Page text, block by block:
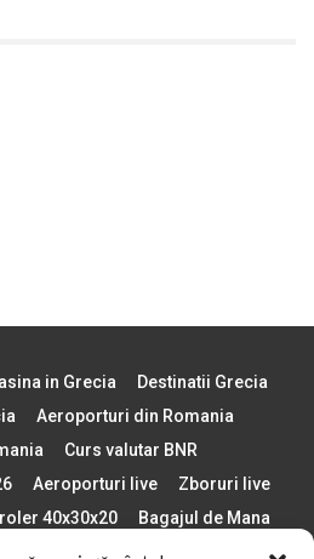
in Grecia
Destinatii Grecia
Aeroporturi din Romania
Curs valutar BNR
Aeroporturi live
Zboruri live
40x30x20
Bagajul de Mana
Cele mai bune telefoane